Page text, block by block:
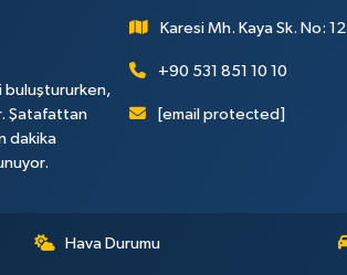
buluştururken,
Şatafattan
dakika
Karesi Mh. Kaya Sk. No: 12
+90 531 851 10 10
[email protected]
Hava Durumu